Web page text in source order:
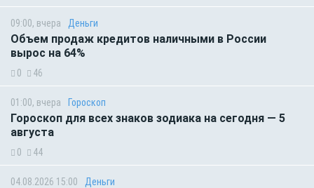
09:00, вчера Деньги
Объем продаж кредитов наличными в России
вырос на 64%
0 46
01:00, вчера Гороскоп
Гороскоп для всех знаков зодиака на сегодня — 5
августа
0 44
04.08.2026 15:00 Деньги